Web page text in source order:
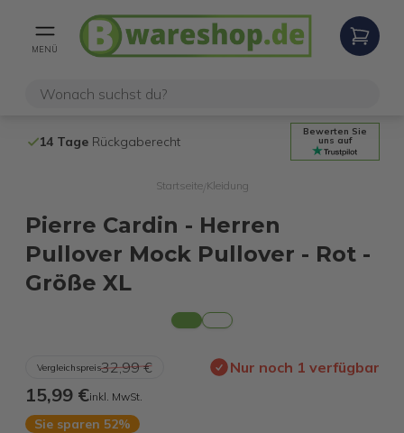
MENÜ
14 Tage Rückgaberecht Kostenloser
Bewerten Sie
uns auf
Startseite/ Kleidung
Pierre Cardin - Herren
Pullover Mock Pullover - Rot -
Größe XL
Vergleichspreis32,99 € Nur noch 1 verfügbar
15,99 €inkl. MwSt.
Sie sparen 52%